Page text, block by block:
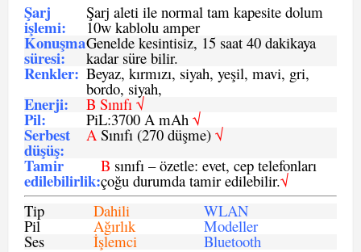
Şarj
işlemi:
Şarj aleti ile normal tam kapesite dolum
10w kablolu amper
Konuşma
süresi:
Genelde kesintisiz, 15 saat 40 dakikaya
kadar süre bilir.
Renkler: Beyaz, kırmızı, siyah, yeşil, mavi, gri,
bordo, siyah,
Enerji: B Sınıfı √
Pil: PiL:3700 A mAh √
Serbest
düşüş:
ASınıfı (270 düşme) √
Tamir
edilebilirlik:
B sınıfı – özetle: evet, cep telefonları
çoğu durumda tamir edilebilir.√
Tip
Dahili WLAN
Pil Ağırlık Modeller
Ses İşlemci Bluetooth